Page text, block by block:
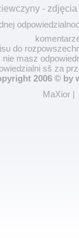
-
do
nie masz
sš za
2006 © by
MaXior |